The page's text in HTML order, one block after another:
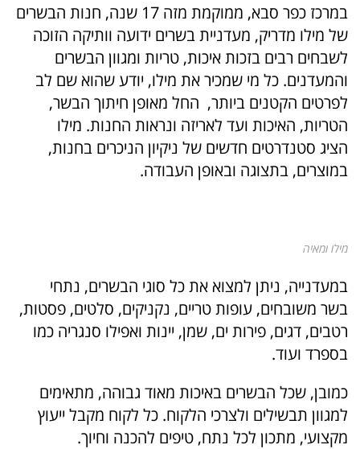
במרכז כפר סבא, ממוקמת מזה 17 שנה, חנות הבשרים
של מילו מדריק, מעדניית בשרים ידועה וותיקה הזוכה
לשבחים רבים בזכות איכות, טריות ומגוון הבשרים
והמעדנים. כל מי שמכיר את מילו, יודע שהוא שם לב
לפרטים הקטנים ביותר, החל מאופן חיתוך הבשר,
הטריות, האיכות ועד לאריזה ונראות החנות. מילו
הציג סטנדרטים חדשים של ניקיון הניכרים בחנות,
במוצרים, בתצוגה ובאופן העבודה.
מילו ומאיה
במעדנייה, ניתן למצוא את כל סוגי הבשרים, נתחי
בשר משובחים, עופות טריים, נקניקים, סלטים, פסטות,
רטבים, דגים, פירות ים, שמן, יינות ואפילו סנגריה כמו
בספרד ועוד.
כמובן, שכל הבשרים באיכות מאוד גבוהה, מתאימים
למגוון תבשילים ולצרכי הלקוח. כל לקוח מקבל ייעוץ
מקצועי, מתכון לכל נתח, טיפים להכנה וחיוך.